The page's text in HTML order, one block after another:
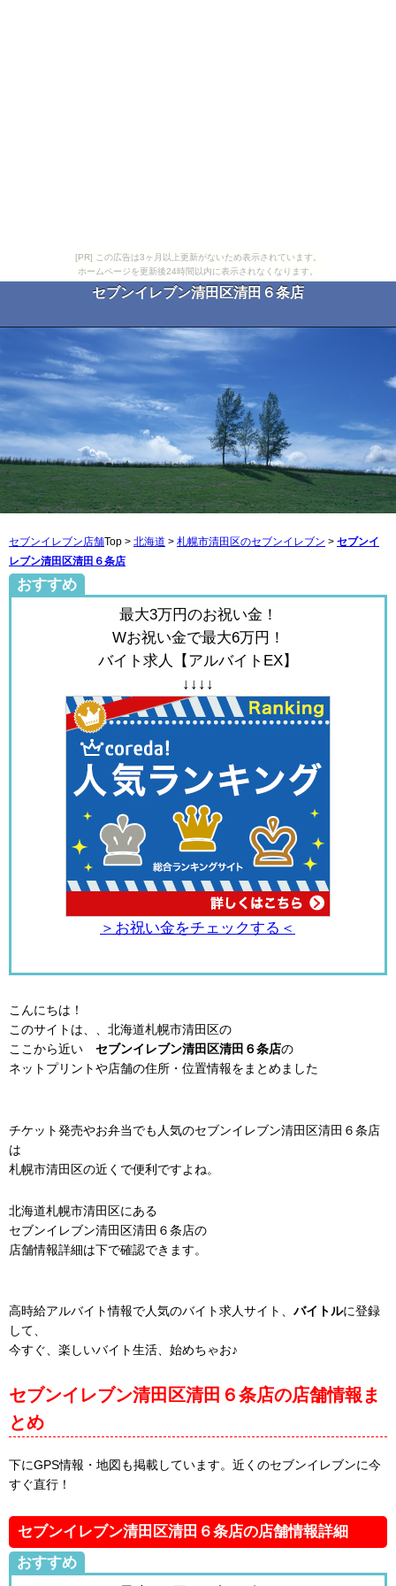
[PR] この広告は3ヶ月以上更新がないため表示されています。
ホームページを更新後24時間以内に表示されなくなります。
セブンイレブン清田区清田６条店
セブンイレブン店舗Top > 北海道 > 札幌市清田区のセブンイレブン > セブンイ
レブン清田区清田６条店
おすすめ
最大3万円のお祝い金！
Wお祝い金で最大6万円！
バイト求人【アルバイトEX】
↓↓↓↓
＞お祝い金をチェックする＜
こんにちは！
このサイトは、、北海道札幌市清田区の
ここから近い セブンイレブン清田区清田６条店の
ネットプリントや店舗の住所・位置情報をまとめました
チケット発売やお弁当でも人気のセブンイレブン清田区清田６条店
は
札幌市清田区の近くで便利ですよね。
北海道札幌市清田区にある
セブンイレブン清田区清田６条店の
店舗情報詳細は下で確認できます。
高時給アルバイト情報で人気のバイト求人サイト、 バイトルに登録
して、
今すぐ、楽しいバイト生活、始めちゃお♪
セブンイレブン清田区清田６条店の店舗情報ま
とめ
下にGPS情報・地図も掲載しています。近くのセブンイレブンに今
すぐ直行！
セブンイレブン清田区清田６条店の店舗情報詳細
おすすめ